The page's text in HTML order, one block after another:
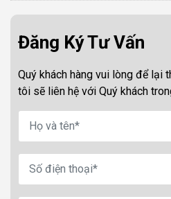
Đăng Ký Tư Vấn
Quý khách hàng vui lòng để lại
tôi sẽ liên hệ với Quý khách